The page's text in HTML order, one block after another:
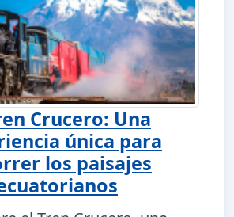
Crucero: Una
única para
los paisajes